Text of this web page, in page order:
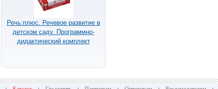
Речь:плюс. Речевое развитие в
детском саду. Программно-
дидактический комплект